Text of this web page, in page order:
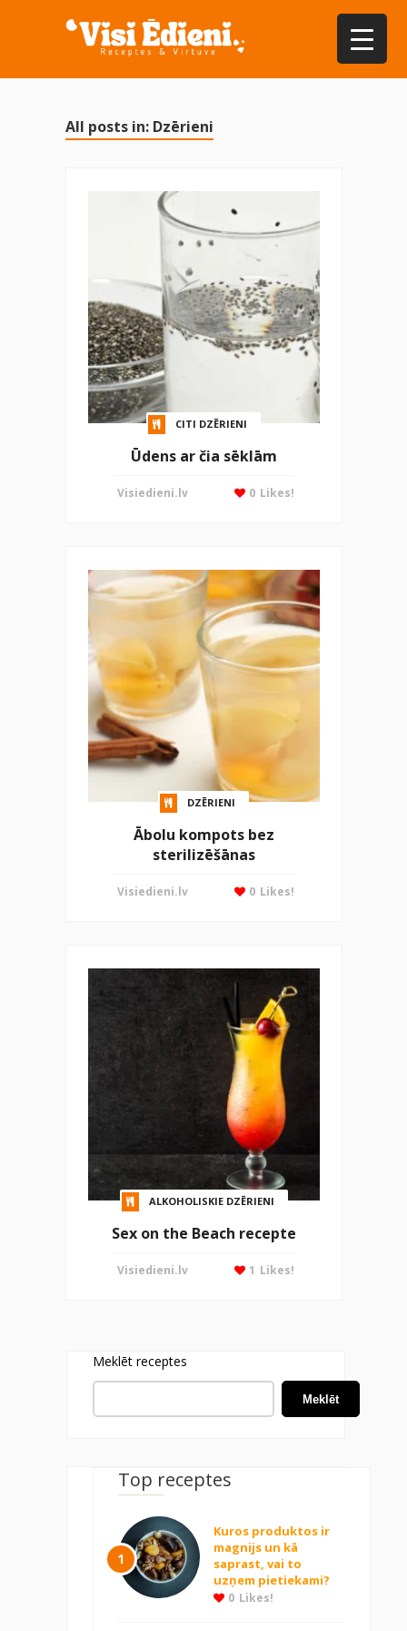
All posts in: Dzērieni
CITI DZĒRIENI
Ūdens ar čia sēklām
Visiedieni.lv Likes!
0
DZĒRIENI
Ābolu kompots bez
sterilizēšānas
Visiedieni.lv Likes!
0
ALKOHOLISKIE DZĒRIENI
Sex on the Beach recepte
Visiedieni.lv Likes!
1
Meklēt receptes
Meklēt
Top receptes
1
Kuros produktos ir
magnijs un kā
saprast, vai to
uzņem pietiekami?
0 Likes!